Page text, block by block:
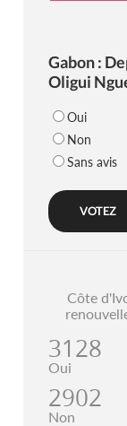
Gabon :
Oligui
Oui
Non
Sans avis
Côte
3128
Oui
2902
Non